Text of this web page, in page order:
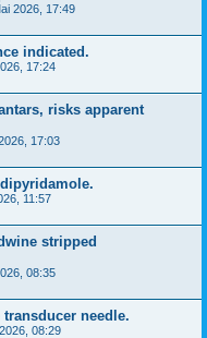
2026, 17:49
indicated.
17:24
risks apparent
17:03
11:57
stripped
08:35
needle.
08:29